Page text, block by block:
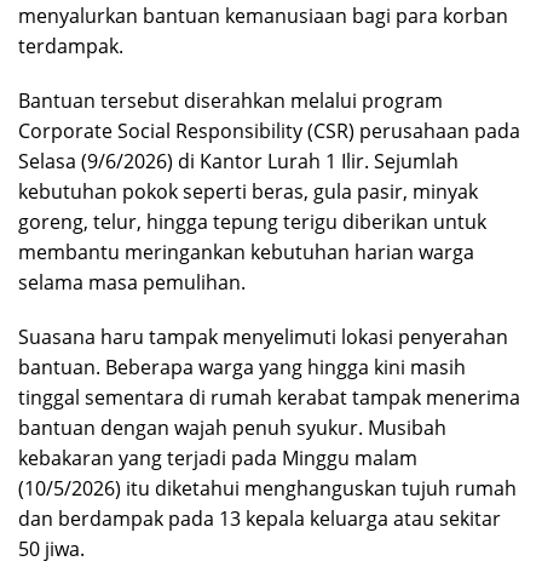
menyalurkan bantuan kemanusiaan bagi para korban
terdampak.
Bantuan tersebut diserahkan melalui program
Corporate Social Responsibility (CSR) perusahaan pada
Selasa (9/6/2026) di Kantor Lurah 1 Ilir. Sejumlah
kebutuhan pokok seperti beras, gula pasir, minyak
goreng, telur, hingga tepung terigu diberikan untuk
membantu meringankan kebutuhan harian warga
selama masa pemulihan.
Suasana haru tampak menyelimuti lokasi penyerahan
bantuan. Beberapa warga yang hingga kini masih
tinggal sementara di rumah kerabat tampak menerima
bantuan dengan wajah penuh syukur. Musibah
kebakaran yang terjadi pada Minggu malam
(10/5/2026) itu diketahui menghanguskan tujuh rumah
dan berdampak pada 13 kepala keluarga atau sekitar
50 jiwa.